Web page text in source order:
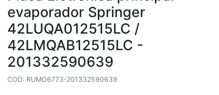
evaporador Springer
42LUQA012515LC /
42LMQAB12515LC -
201332590639
COD: RUMO6773-201332590639